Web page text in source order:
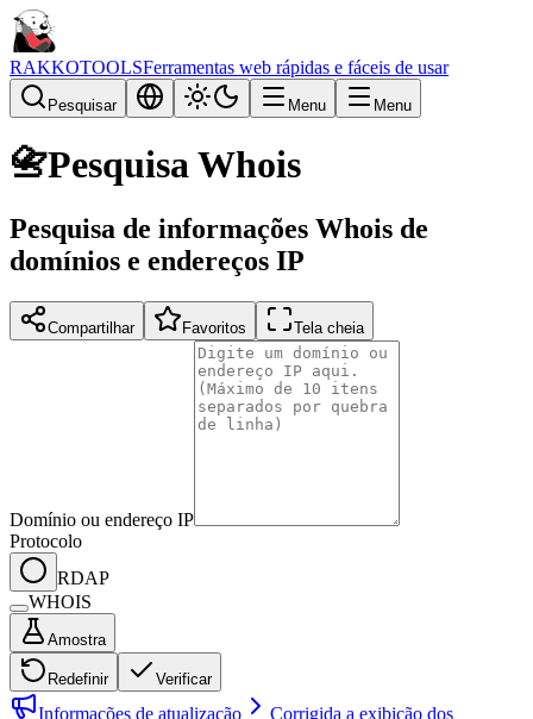
RAKKOTOOLSFerramentas web rápidas e fáceis de usar
Pesquisar Menu Menu
📇Pesquisa Whois
Pesquisa de informações Whois de
domínios e endereços IP
Compartilhar Favoritos Tela cheia
Domínio ou endereço IP
Protocolo
RDAP
WHOIS
Amostra
Redefinir Verificar
Informações de atualização
Corrigida a exibição dos